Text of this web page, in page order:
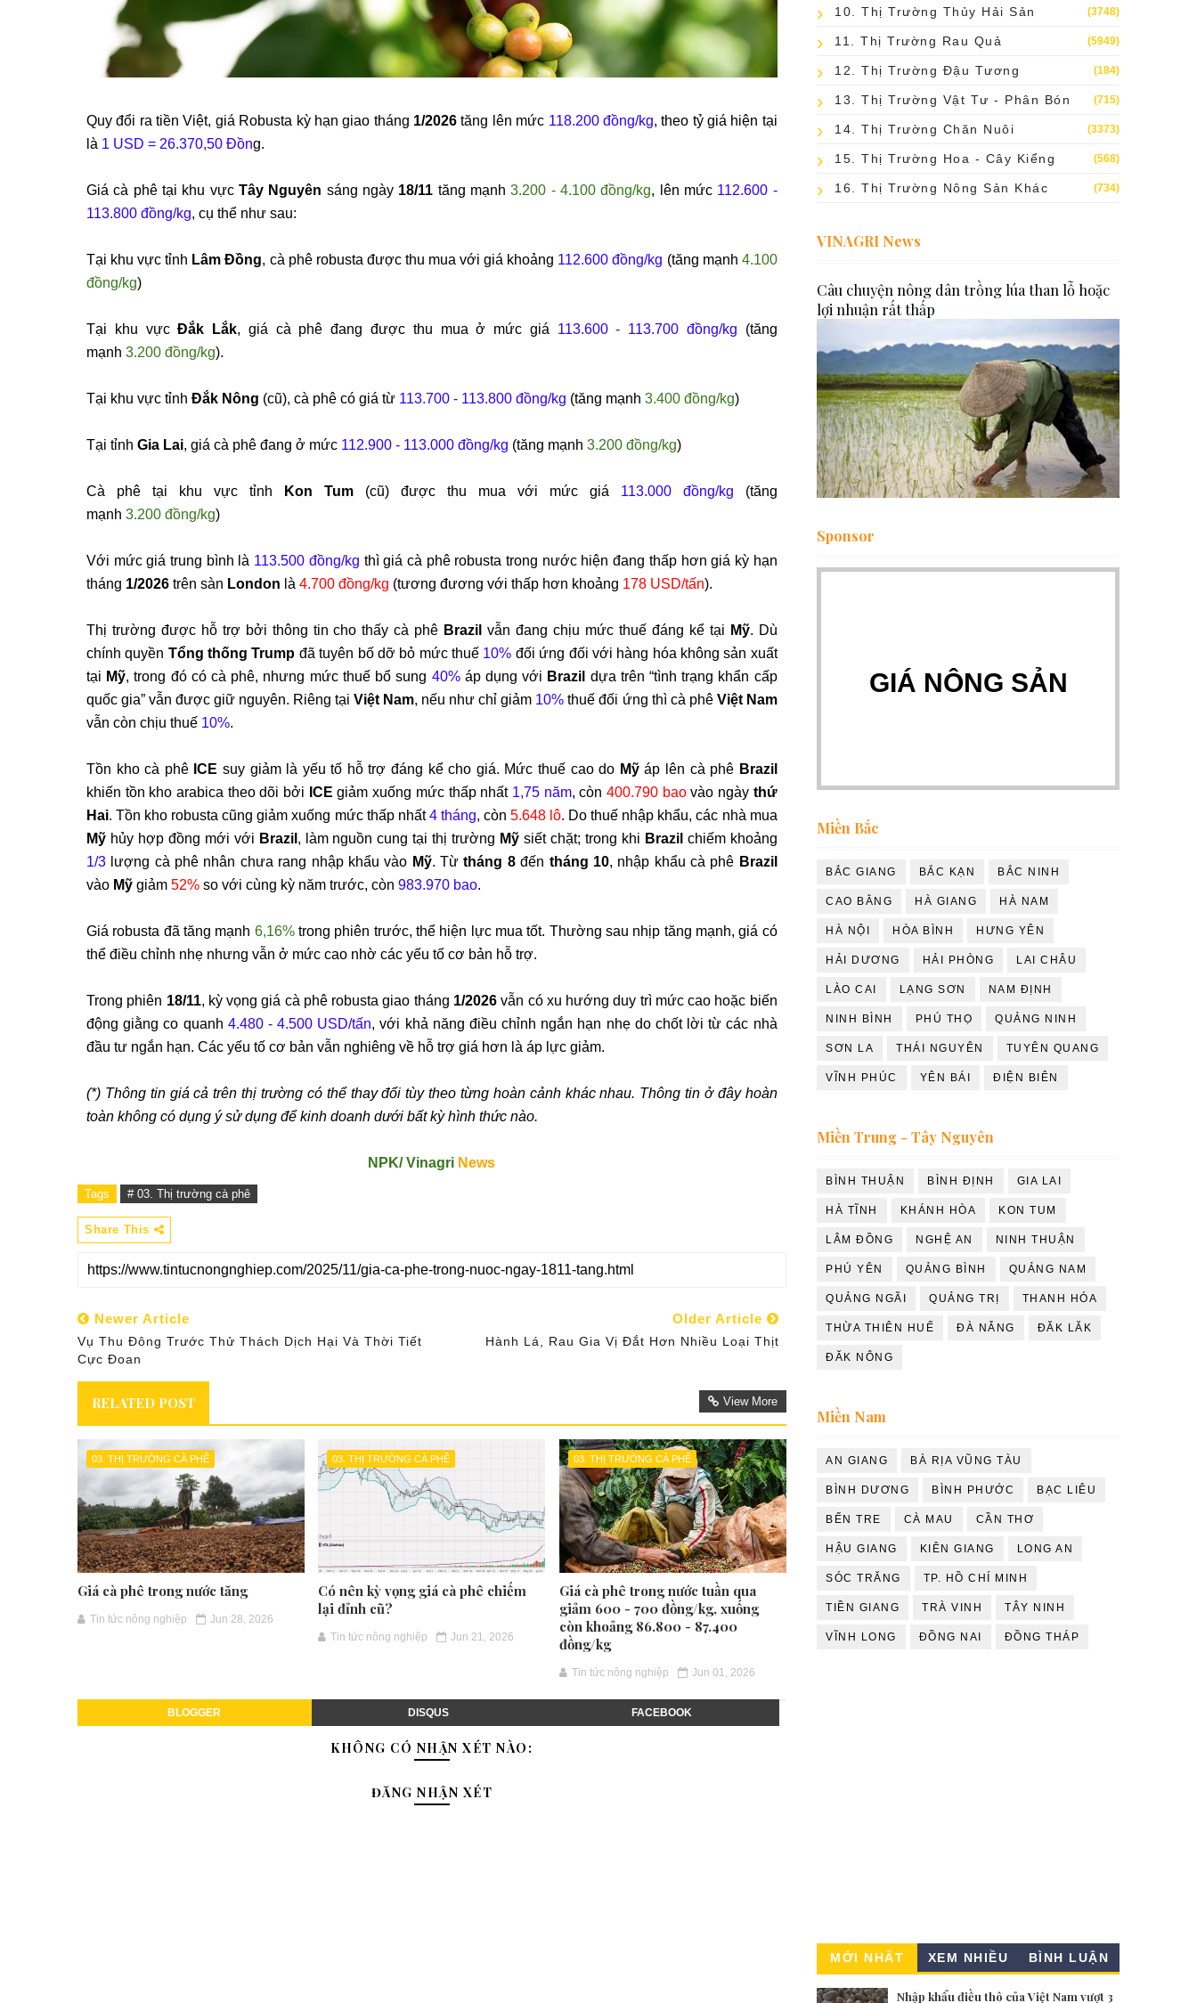
Quyđổi ra tiền Việt, giá Robusta kỳ hạn giao tháng 1/2026 tăng lên mức 118.200 đồng/kg, theo tỷ giá hiện tại
à 1 USD = 26.370,50 Đồng.
Giá cà phê tại khu vực Tây Nguyên sáng ngày 18/11 tăng mạnh 3.200 - 4.100đồng/kg, lên mức 112.600 -
113.800 đồng/kg, cụ thể như sau:
Tại khu vực tỉnh LâmĐồng, cà phê robusta được thu mua với giá khoảng 112.600đồng/kg (tăng mạnh 4.100
đồng/kg)
Tại khu vựcĐắk Lắk, giá cà phêđang được thu mua ở mức giá 113.600 - 113.700 đồng/kg
(tăng
mạnh 3.200 đồng/kg).
Tại khu vực tỉnh Đắk Nông (cũ), cà phê có giá từ 113.700 - 113.800 đồng/kg (tăng mạnh 3.400 đồng/kg)
Tại tỉnh Gia Lai, giá cà phê đang ở mức 112.900 - 113.000 đồng/kg (tăng mạnh 3.200 đồng/kg)
Cà phê tại khu vực tỉnh Kon Tum(cũ) được thu mua với mức giá 113.000 đồng/kg
(tăng
mạnh 3.200 đồng/kg)
Với mức giá trung bình là 113.500 đồng/kg thì giá cà phê robusta trong nước hiệnđang thấp hơn giá kỳ hạn
tháng 1/2026 trên sàn London là 4.700 đồng/kg (tương đương với thấp hơn khoảng 178 USD/tấn).
Thị trường được hỗ trợ bởi thông tin cho thấy cà phê Brazil vẫnđang chịu mức thuế đáng kể tại Mỹ. Dù
chính quyền Tổng thống Trump đã tuyên bố dỡ bỏ mức thuế 10% đối ứng đối với hàng hóa không sản xuất
tại Mỹ, trong đó có cà phê, nhưng mức thuế bổ sung 40% áp dụng với Brazil dựa trên “tình trạng khẩn cấp
quốc gia” vẫnđược giữ nguyên. Riêng tạiViệt Nam, nếu như chỉ giảm 10% thuế đối ứng thì cà phêViệt Nam
vẫn còn chịu thuế 10%.
Tồn kho cà phê ICE suy giảm là yếu tố hỗ trợđáng kể cho giá. Mức thuế cao do Mỹ áp lên cà phê Brazil
khiến tồn kho arabica theo dõi bởi ICE giảm xuống mức thấp nhất 1,75 năm, còn 400.790 baovào ngày thứ
Hai. Tồn kho robusta cũng giảm xuống mức thấp nhất4 tháng, còn5.648 lô. Do thuế nhập khẩu, các nhà mua
Mỹ hủy hợp đồng mới với Brazil , l àm nguồn cung tại thị trường Mỹ siết chặt; trong khi Brazil chiếm khoảng
1/3 ượng cà phê nhân chưa rang nhập khẩu vào Mỹ. Từtháng 8 đến tháng 10, nhập khẩu cà phê Brazil
vào Mỹ giảm 52% so với cùng kỳ năm trước, còn 983.970 bao.
Giá robusta đã tăng mạnh 6,16%trong phiên trước, thể hiện lực mua tốt. Thường sau nhịp tăng mạnh, giá có
thể điều chỉnh nhẹ nhưng vẫn ở mức cao nhờ các yếu tố cơ bản hỗ trợ.
Trong phiên 18/11, kỳ vọng giá cà phê robusta giao tháng 1/2026 vẫn có xu hướng duy trì mức cao hoặc biến
động giằng co quanh 4.480 -4.500 USD/tấn, với khả năng điều chỉnh ngắn hạn nhẹ do chốt lời từ các nhà
đầu tư ngắn hạn. Các yếu tố cơ bản vẫn nghiêng về hỗ trợ giá hơn l à áp l ực giảm.
(*) Thông tin giá cả trên thị trường có thể thayđổi tùy theo từng hoàn cảnh khác nhau. Thông tinở đây hoàn
toàn không có dụng ý sử dụng để kinh doanh dưới bất kỳ hình thức nào.
NPK/Vinagri News
Tags # 03. Thị trường cà phê
Share This
Newer Article
Vụ Thu Đông Trước Thử Thách Dịch Hại Và Thời Tiết
Cực Đoan
Older Article
Hành Lá, Rau Gia Vị Đắt Hơn Nhiều Loại Thịt
RELATED POST View More
03. THỊ TRƯỜNG CÀ PHÊ
Giá cà phê trong nước tăng
Tin tức nông nghiệp Jun 28, 2026
03. THỊ TRƯỜNG CÀ PHÊ
Có nên kỳ vọng giá cà phê chiếm
lại đỉnh cũ?
Tin tức nông nghiệp Jun 21, 2026
03. THỊ TRƯỜNG CÀ PHÊ
Giá cà phê trong nước tuần qua
giảm 600 - 700 đồng/kg, xuống
còn khoảng 86.800 - 87.400
đồng/kg
Tin tức nông nghiệp Jun 01, 2026
BLOGGER DISQUS FACEBOOK
KHÔNG CÓ NHẬN XÉT NÀO:
ĐĂNG NHẬN XÉT
10. Thị Trường Thủy Hải Sản (3748)
11. Thị Trường Rau Quả (5949)
12. Thị Trường Đậu Tương (184)
13. Thị Trường Vật Tư - Phân Bón (715)
14. Thị Trường Chăn Nuôi (3373)
15. Thị Trường Hoa - Cây Kiểng (568)
16. Thị Trường Nông Sản Khác (734)
VINAGRI News
Câu chuyện nông dân trồng lúa than lỗ hoặc
lợi nhuận rất thấp
Sponsor
GIÁ NÔNG SẢN
Miền Bắc
BẮC GIANG BẮC KẠN BẮC NINH
CAO BẰNG HÀ GIANG HÀ NAM
HÀ NỘI HÒA BÌNH HƯNG YÊN
HẢI DƯƠNG HẢI PHÒNG LAI CHÂU
LÀO CAI LẠNG SƠN NAM ĐỊNH
NINH BÌNH PHÚ THỌ QUẢNG NINH
SƠN LA THÁI NGUYÊN TUYÊN QUANG
VĨNH PHÚC YÊN BÁI ĐIỆN BIÊN
Miền Trung - Tây Nguyên
BÌNH THUẬN BÌNH ĐỊNH GIA LAI
HÀ TĨNH KHÁNH HÒA KON TUM
LÂM ĐỒNG NGHỆ AN NINH THUẬN
PHÚ YÊN QUẢNG BÌNH QUẢNG NAM
QUẢNG NGÃI QUẢNG TRỊ THANH HÓA
THỪA THIÊN HUẾ ĐÀ NẴNG ĐĂK LĂK
ĐĂK NÔNG
Miền Nam
AN GIANG BÀ RỊA VŨNG TÀU
BÌNH DƯƠNG BÌNH PHƯỚC BẠC LIÊU
BẾN TRE CÀ MAU CẦN THƠ
HẬU GIANG KIÊN GIANG LONG AN
SÓC TRĂNG TP. HỒ CHÍ MINH
TIỀN GIANG TRÀ VINH TÂY NINH
VĨNH LONG ĐỒNG NAI ĐỒNG THÁP
MỚI NHẤT XEM NHIỀU BÌNH LUẬN
Nhập khẩu điều thô của Việt Nam vượt 3